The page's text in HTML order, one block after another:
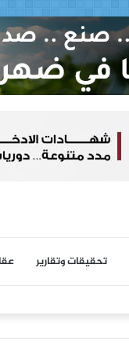
تحقيقات وتقارير